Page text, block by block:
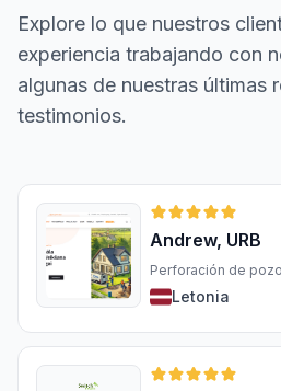
Explore lo que nuestros
experiencia trabajando con
algunas de nuestras últimas
testimonios.
Andrew, URB
Perforación de
Letonia